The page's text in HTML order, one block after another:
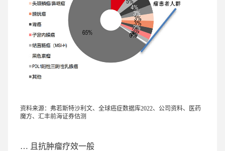
资料来源：弗若斯特沙利文、全球癌症数据库2022、公司资料、医药
魔方、汇丰前海证券估测
… 且抗肿瘤疗效一般